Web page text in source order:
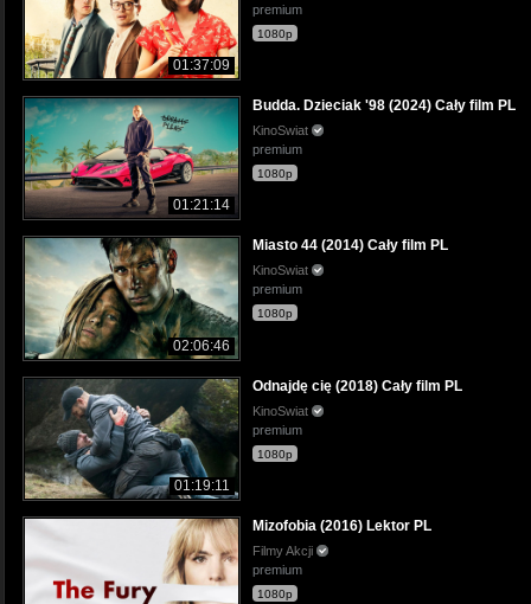
01:37:09
premium
1080p
01:21:14
Budda. Dzieciak '98 (2024) Cały film PL
KinoSwiat
premium
1080p
02:06:46
Miasto 44 (2014) Cały film PL
KinoSwiat
premium
1080p
01:19:11
Odnajdę cię (2018) Cały film PL
KinoSwiat
premium
1080p
Mizofobia (2016) Lektor PL
Filmy Akcji
premium
1080p